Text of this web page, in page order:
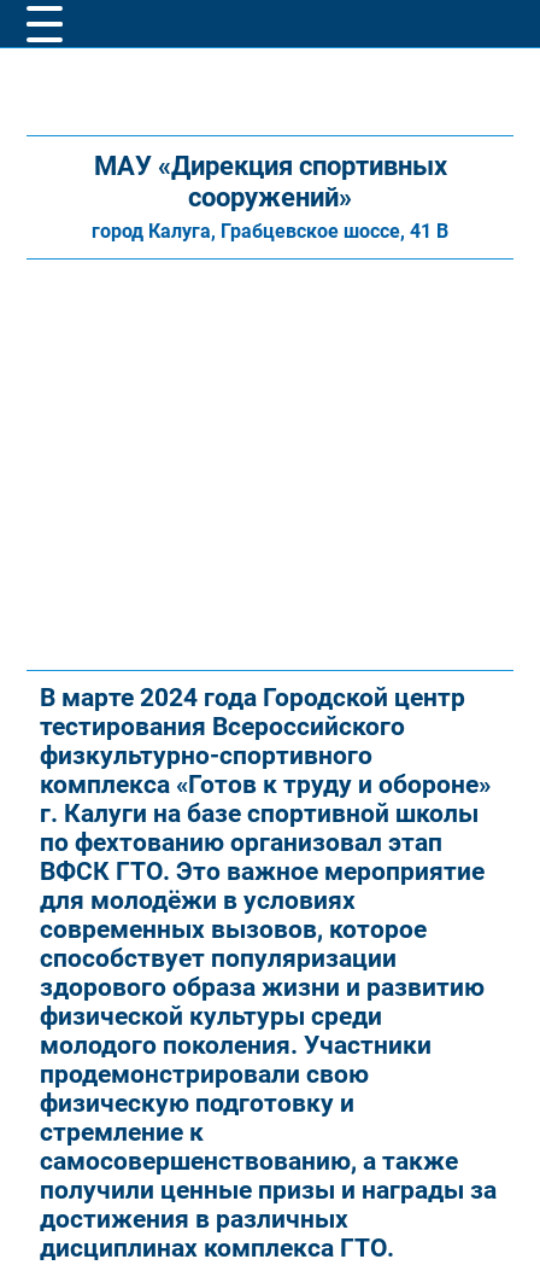
МАУ «Дирекция спортивных
сооружений»
город Калуга, Грабцевское шоссе, 41 В
В марте 2024 года Городской центр
тестирования Всероссийского
физкультурно-спортивного
комплекса «Готов к труду и обороне»
г. Калуги на базе спортивной школы
по фехтованию организовал этап
ВФСК ГТО. Это важное мероприятие
для молодёжи в условиях
современных вызовов, которое
способствует популяризации
здорового образа жизни и развитию
физической культуры среди
молодого поколения. Участники
продемонстрировали свою
физическую подготовку и
стремление к
самосовершенствованию, а также
получили ценные призы и награды за
достижения в различных
дисциплинах комплекса ГТО.